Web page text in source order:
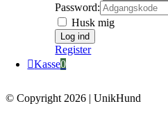
Password:
Husk mig
Register
Kasse0
© Copyright 2026 | UnikHund